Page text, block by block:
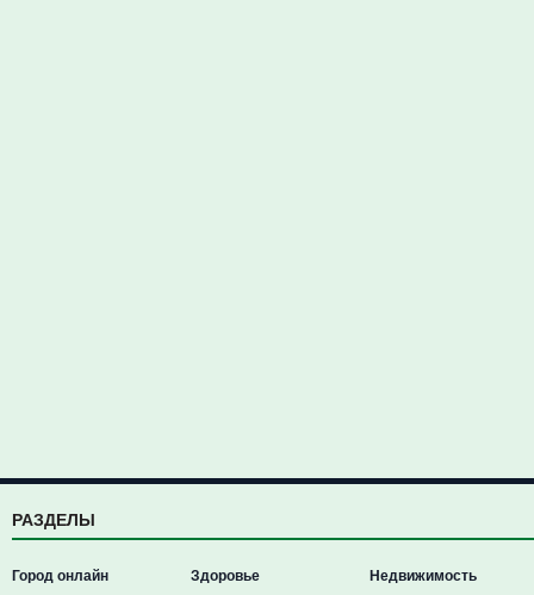
РАЗДЕЛЫ
Город онлайн
Здоровье
Недвижимость